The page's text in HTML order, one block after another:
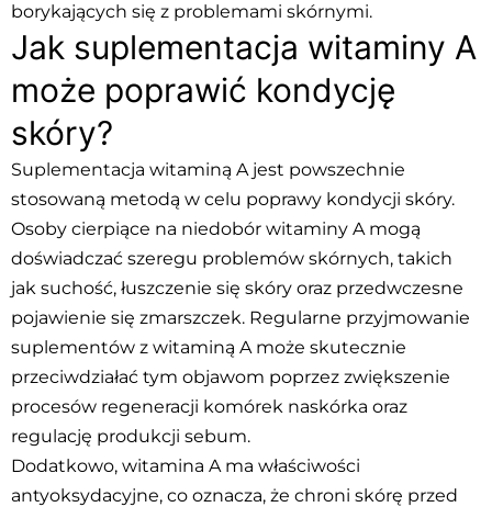
borykających się z problemami skórnymi.
Jak suplementacja witaminy A
może poprawić kondycję
skóry?
Suplementacja witaminą A jest powszechnie
stosowaną metodą w celu poprawy kondycji skóry.
Osoby cierpiące na niedobór witaminy A mogą
doświadczać szeregu problemów skórnych, takich
jak suchość, łuszczenie się skóry oraz przedwczesne
pojawienie się zmarszczek. Regularne przyjmowanie
suplementów z witaminą A może skutecznie
przeciwdziałać tym objawom poprzez zwiększenie
procesów regeneracji komórek naskórka oraz
regulację produkcji sebum.
Dodatkowo, witamina A ma właściwości
antyoksydacyjne, co oznacza, że chroni skórę przed